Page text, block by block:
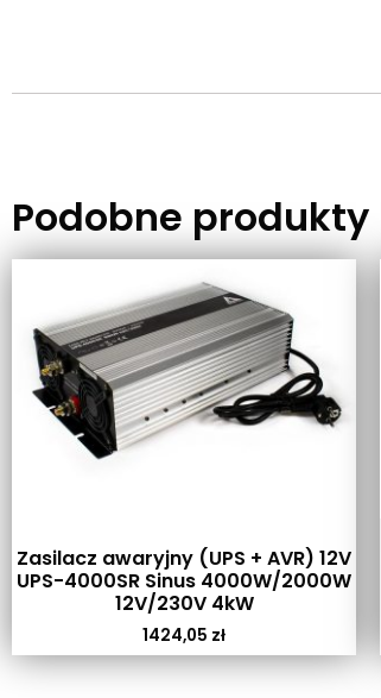
Podobne produkty
Zasilacz awaryjny (UPS + AVR) 12V
UPS-4000SR Sinus 4000W/2000W
12V/230V 4kW
1424,05 zł